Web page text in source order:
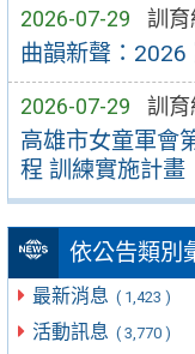
2026-07-29 訓育
曲韻新聲：2026
2026-07-29 訓育
高雄市女童軍會
程 訓練實施計畫
依公告類別
最新消息 ( 1,423 )
活動訊息 ( 3,770 )